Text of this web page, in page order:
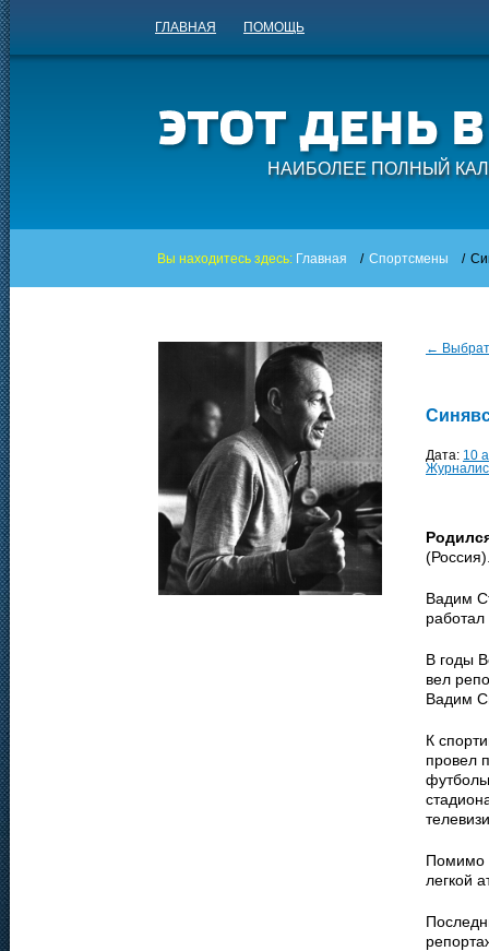
ГЛАВНАЯ ПОМОЩЬ
НАИБОЛЕЕ ПОЛНЫЙ
Вы находитесь здесь: Главная / Спортсмены /
←
Дата: 10
Вадим
В годы
вел
Вадим
К
провел
Помимо
легкой